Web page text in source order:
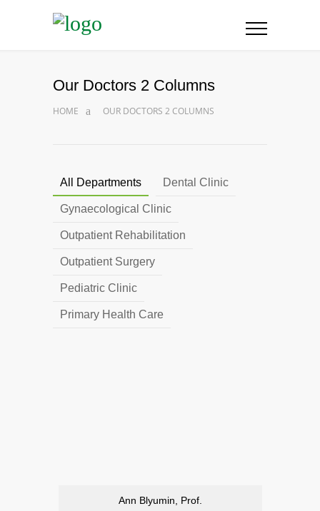
Our Doctors 2 Columns
HOME OUR DOCTORS 2 COLUMNS
All Departments Dental Clinic
Gynaecological Clinic
Outpatient Rehabilitation
Outpatient Surgery
Pediatric Clinic
Primary Health Care
Ann Blyumin, Prof.